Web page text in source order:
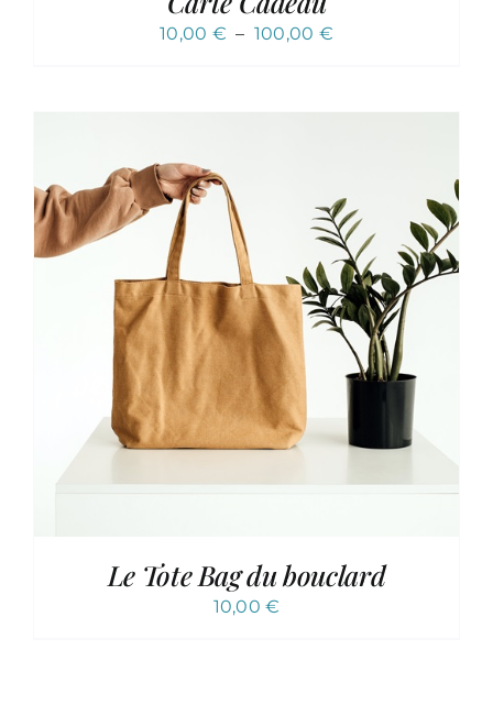
10,00 € – 100,00 €Plage
Le Tote Bag du bouclard
10,00€